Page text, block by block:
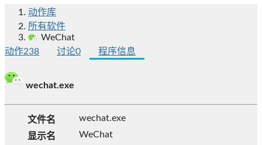
动作库
所有软件
WeChat
动作238 讨论0 程序信息
wechat.exe
文件名
wechat.exe
显示名
WeChat